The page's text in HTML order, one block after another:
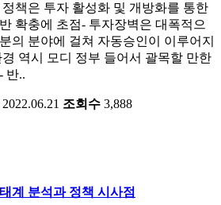
책은 투자 활성화 및 개방화를 통한
확충에 초점- 투자장벽은 대폭적으
의 분야에 걸쳐 자동승인이 이루어지
역시 모디 정부 들어서 괄목할 만한
반..
2022.06.21 조회수 3,888
계 분석과 정책 시사점